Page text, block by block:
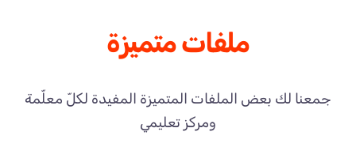
ملفات متميزة
جمعنا لك بعض الملفات المتميزة المفيدة لكلّ معلّمة
ومركز تعليمي